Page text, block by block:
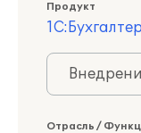
Продукт
Отрасль /